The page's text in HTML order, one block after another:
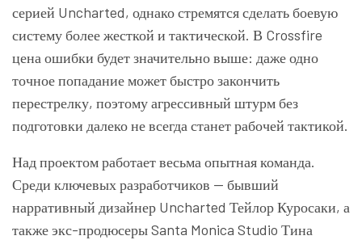
серией Uncharted, однако стремятся сделать боевую
систему более жесткой и тактической. В Crossfire
цена ошибки будет значительно выше: даже одно
точное попадание может быстро закончить
перестрелку, поэтому агрессивный штурм без
подготовки далеко не всегда станет рабочей тактикой.
Над проектом работает весьма опытная команда.
Среди ключевых разработчиков — бывший
нарративный дизайнер Uncharted Тейлор Куросаки, а
также экс-продюсеры Santa Monica Studio Тина